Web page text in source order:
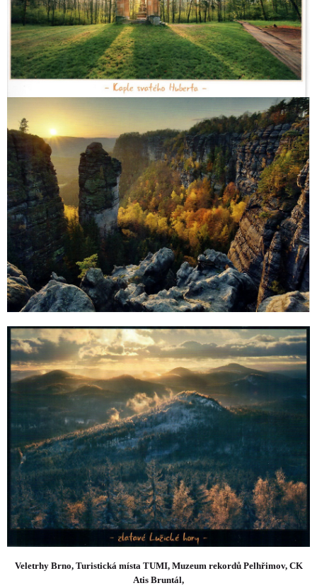
Veletrhy Brno, Turistická místa TUMI, Muzeum rekordů Pelhřimov, CK
Atis Bruntál,